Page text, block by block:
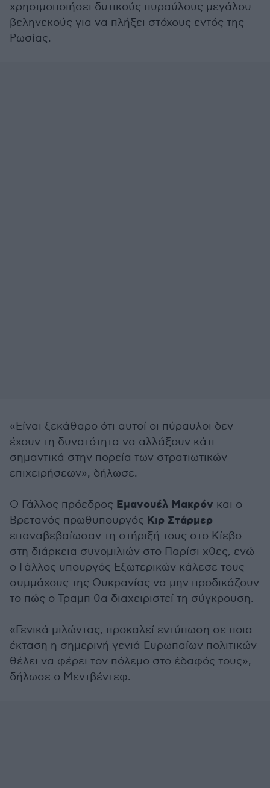
χρησιμοποιήσει δυτικούς πυραύλους μεγάλου
βεληνεκούς για να πλήξει στόχους εντός της
Ρωσίας.
«Είναι ξεκάθαρο ότι αυτοί οι πύραυλοι δεν
έχουν τη δυνατότητα να αλλάξουν κάτι
σημαντικά στην πορεία των στρατιωτικών
επιχειρήσεων», δήλωσε.
Ο Γάλλος πρόεδρος Εμανουέλ Μακρόν και ο
Βρετανός πρωθυπουργός Κιρ Στάρμερ
επαναβεβαίωσαν τη στήριξή τους στο Κίεβο
στη διάρκεια συνομιλιών στο Παρίσι χθες, ενώ
ο Γάλλος υπουργός Εξωτερικών κάλεσε τους
συμμάχους της Ουκρανίας να μην προδικάζουν
το πώς ο Τραμπ θα διαχειριστεί τη σύγκρουση.
«Γενικά μιλώντας, προκαλεί εντύπωση σε ποια
έκταση η σημερινή γενιά Ευρωπαίων πολιτικών
θέλει να φέρει τον πόλεμο στο έδαφός τους»,
δήλωσε ο Μεντβέντεφ.